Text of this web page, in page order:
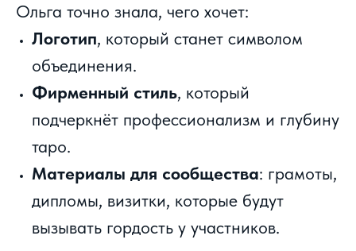
Ольга точно знала, чего хочет:
Логотип, который станет символом
объединения.
Фирменный стиль, который
подчеркнёт профессионализм и глубину
таро.
Материалы для сообщества: грамоты,
дипломы, визитки, которые будут
вызывать гордость у участников.